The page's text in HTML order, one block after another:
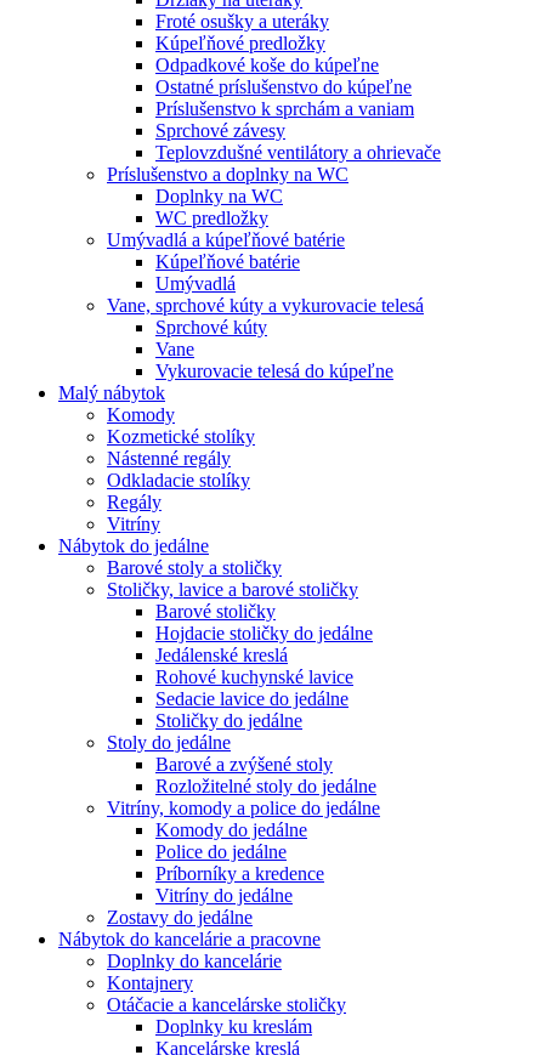
Froté osušky a uteráky
Kúpeľňové predložky
Odpadkové koše do kúpeľne
Ostatné príslušenstvo do kúpeľne
Príslušenstvo k sprchám a vaniam
Sprchové závesy
Teplovzdušné ventilátory a ohrievače
Príslušenstvo a doplnky na WC
Doplnky na WC
WC predložky
Umývadlá a kúpeľňové batérie
Kúpeľňové batérie
Umývadlá
Vane, sprchové kúty a vykurovacie telesá
Sprchové kúty
Vane
Vykurovacie telesá do kúpeľne
Malý nábytok
Komody
Kozmetické stolíky
Nástenné regály
Odkladacie stolíky
Regály
Vitríny
Nábytok do jedálne
Barové stoly a stoličky
Stoličky, lavice a barové stoličky
Barové stoličky
Hojdacie stoličky do jedálne
Jedálenské kreslá
Rohové kuchynské lavice
Sedacie lavice do jedálne
Stoličky do jedálne
Stoly do jedálne
Barové a zvýšené stoly
Rozložitelné stoly do jedálne
Vitríny, komody a police do jedálne
Komody do jedálne
Police do jedálne
Príborníky a kredence
Vitríny do jedálne
Zostavy do jedálne
Nábytok do kancelárie a pracovne
Doplnky do kancelárie
Kontajnery
Otáčacie a kancelárske stoličky
Doplnky ku kreslám
Kancelárske kreslá